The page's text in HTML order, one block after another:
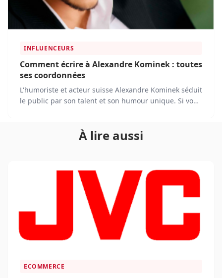
INFLUENCEURS
Comment écrire à Alexandre Kominek : toutes
ses coordonnées
L'humoriste et acteur suisse Alexandre Kominek séduit
le public par son talent et son humour unique. Si vous
À lire aussi
ECOMMERCE